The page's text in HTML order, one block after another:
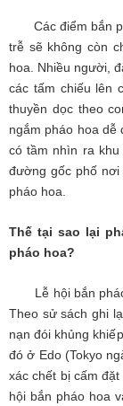
Các điểm bắn
trễ sẽ không còn
hoa. Nhiều người,
các tấm chiếu lên
thuyền dọc theo
ngắm pháo hoa dễ
có tầm nhìn ra
đường gốc phố
pháo hoa.
Thế tại sao lại
pháo hoa?
Lễ hội bắn pháo
Theo sử sách ghi
nạn đói khủng
đó ở Edo (Tokyo
xác chết bị cấm
hội bắn pháo hoa